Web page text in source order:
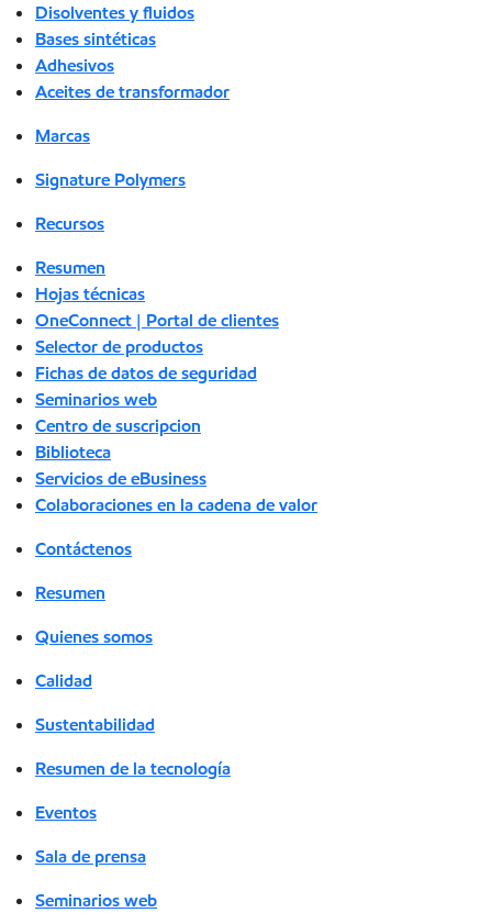
Disolventes y fluidos
Bases sintéticas
Adhesivos
Aceites de transformador
Marcas
Signature Polymers
Recursos
Resumen
Hojas técnicas
OneConnect | Portal de clientes
Selector de productos
Fichas de datos de seguridad
Seminarios web
Centro de suscripcion
Biblioteca
Servicios de eBusiness
Colaboraciones en la cadena de valor
Contáctenos
Resumen
Quienes somos
Calidad
Sustentabilidad
Resumen de la tecnología
Eventos
Sala de prensa
Seminarios web